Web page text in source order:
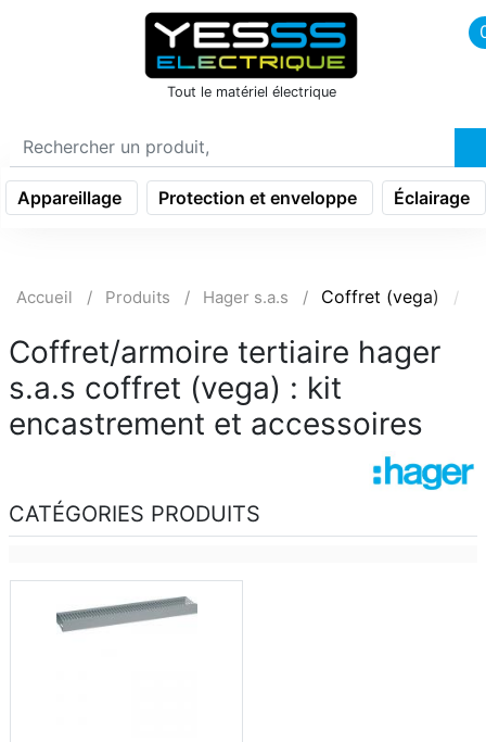
icon menu burger
Tout le matériel électrique
Appareillage Protection et enveloppe Éclairage
Accueil Produits Hager s.a.s Coffret (vega)
Coffret/armoire tertiaire hager
s.a.s coffret (vega) : kit
encastrement et accessoires
CATÉGORIES PRODUITS